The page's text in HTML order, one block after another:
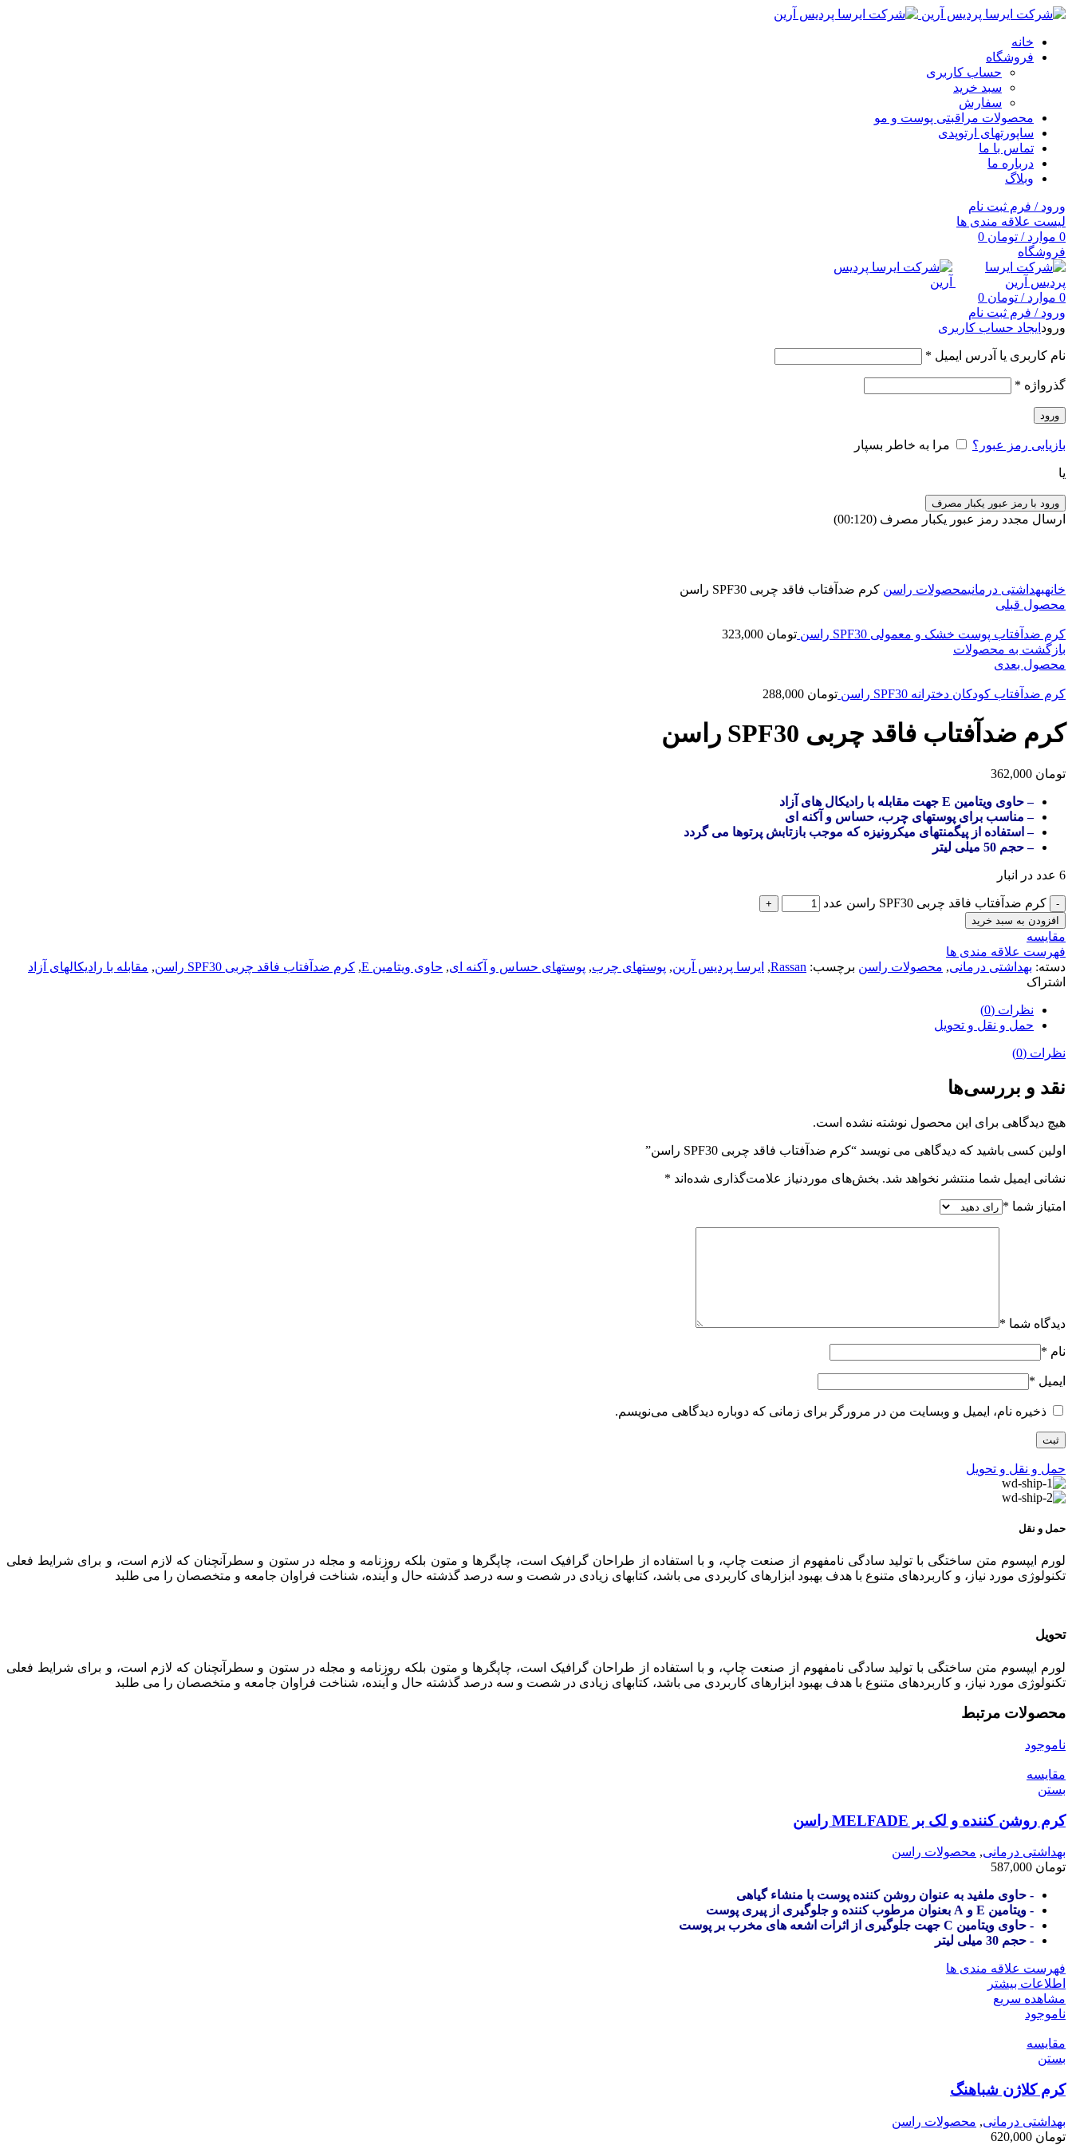
خانه
فروشگاه
حساب کاربری
سبد خرید
سفارش
محصولات مراقبتی پوست و مو
ساپورتهای ارتوپدی
تماس با ما
درباره ما
وبلاگ
ورود / فرم ثبت نام
لیست علاقه مندی ها
0 موارد / تومان
فروشگاه
0 موارد / تومان
ورود / فرم ثبت نام
ورود ایجاد حساب کاربری
نام کاربری یا آدرس ایمیل *
گذرواژه *
ورود
بازیابی رمز عبور؟ مرا به خاطر بسپار
یا
ورود با رمز عبور یکبار مصرف
ارسال مجدد رمز عبور یکبار مصرف (00:
120
)
خانهبهداشتی درمانیمحصولات راسن کرم ضدآفتاب فاقد چربی SPF30 راسن
محصول قبلی
کرم ضدآفتاب پوست خشک و معمولی SPF30 راسن تومان
بازگشت به محصولات
محصول بعدی
کرم ضدآفتاب کودکان دخترانه SPF30 راسن تومان
کرم ضدآفتاب فاقد چربی SPF30 راسن
تومان
– حاوی ویتامین E جهت مقابله با رادیکال های آزاد
– مناسب برای پوستهای چرب، حساس و آکنه ای
– استفاده از پیگمنتهای میکرونیزه که موجب بازتابش پرتوها می گردد
– حجم 50 میلی لیتر
6 عدد در انبار
کرم ضدآفتاب فاقد چربی SPF30 راسن عدد
افزودن به سبد خرید
مقایسه
فهرست علاقه مندی ها
دسته: بهداشتی درمانی, محصولات راسن برچسب: Rassan
, ایرسا پردیس آرین, پوستهای چرب, پوستهای حساس و آکنه ای, حاوی ویتامین E , کرم ضدآفتاب فاقد چربی SPF30 راسن , مقابله با رادیکالهای آزاد
اشتراک
نظرات (0)
حمل و نقل و تحویل
نظرات (0)
نقد و بررسی‌ها
هیچ دیدگاهی برای این محصول نوشته نشده است.
اولین کسی باشید که دیدگاهی می نویسد “کرم ضدآفتاب فاقد چربی SPF30 راسن”
نشانی ایمیل شما منتشر نخواهد شد. بخش‌های موردنیاز علامت‌گذاری شده‌اند *
امتیاز شما *
دیدگاه شما *
نام *
ایمیل *
ذخیره نام، ایمیل و وبسایت من در مرورگر برای زمانی که دوباره دیدگاهی می‌نویسم.
حمل و نقل و تحویل
حمل و نقل
لورم ایپسوم متن ساختگی با تولید سادگی نامفهوم از صنعت چاپ، و با استفاده از طراحان گرافیک است، چاپگرها و متون بلکه روزنامه و مجله در ستون و سطرآنچنان که لازم است، و برای شرایط فعلی
تکنولوژی مورد نیاز، و کاربردهای متنوع با هدف بهبود ابزارهای کاربردی می باشد، کتابهای زیادی در شصت و سه درصد گذشته حال و آینده، شناخت فراوان جامعه و متخصصان را می طلبد
تحویل
لورم ایپسوم متن ساختگی با تولید سادگی نامفهوم از صنعت چاپ، و با استفاده از طراحان گرافیک است، چاپگرها و متون بلکه روزنامه و مجله در ستون و سطرآنچنان که لازم است، و برای شرایط فعلی
تکنولوژی مورد نیاز، و کاربردهای متنوع با هدف بهبود ابزارهای کاربردی می باشد، کتابهای زیادی در شصت و سه درصد گذشته حال و آینده، شناخت فراوان جامعه و متخصصان را می طلبد
محصولات مرتبط
ناموجود
مقایسه
بستن
کرم روشن کننده و لک بر MELFADE راسن
بهداشتی درمانی, محصولات راسن
تومان
- حاوی ملفید به عنوان روشن کننده پوست با منشاء گیاهی
- ویتامین E و A بعنوان مرطوب کننده و جلوگیری از پیری پوست
- حاوی ویتامین C جهت جلوگیری از اثرات اشعه های مخرب بر پوست
- حجم 30 میلی لیتر
فهرست علاقه مندی ها
اطلاعات بیشتر
مشاهده سریع
ناموجود
مقایسه
بستن
کرم کلاژن شباهنگ
بهداشتی درمانی, محصولات راسن
تومان